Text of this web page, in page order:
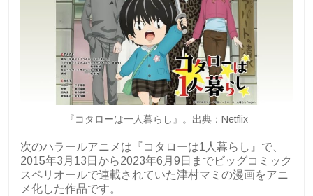
『コタローは一人暮らし』。出典：Netflix
次のハラールアニメは『コタローは1人暮らし』で、
2015年3月13日から2023年6月9日までビッグコミック
スペリオールで連載されていた津村マミの漫画をアニ
メ化した作品です。